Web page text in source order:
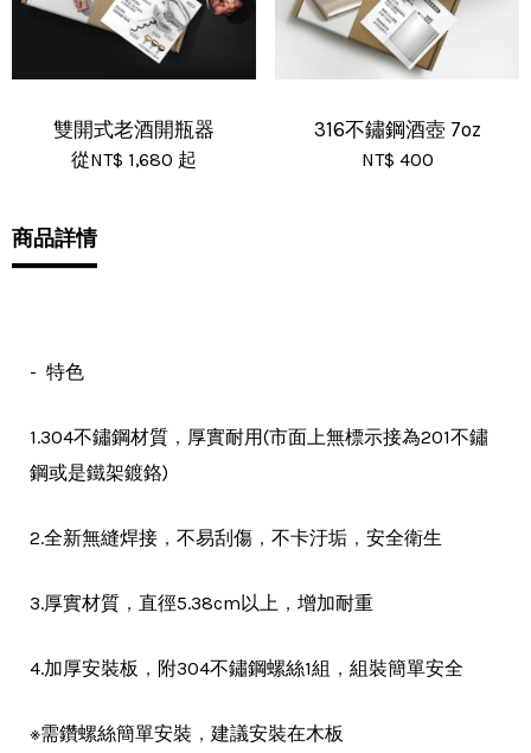
商品詳情
- 特色
1.304不鏽鋼材質 ， 厚實耐用(市面上無標示接為201不鏽
鋼或是鐵架鍍鉻)
2.全新無縫焊接 ， 不易刮傷 ， 不卡汙垢 ， 安全衛生
3.厚實材質 ， 直徑5.38cm以上 ， 增加耐重
4.加厚安裝板 ， 附304不鏽鋼螺絲1組 ， 組裝簡單安全
※需鑽螺絲簡單安裝 ， 建議安裝在木板
雙開式老酒開瓶器
從NT$ 1,680 起
316不鏽鋼酒壺 7oz
NT$ 400